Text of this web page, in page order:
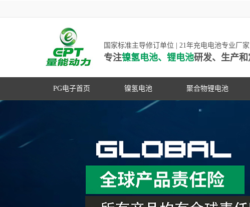
国家标准主导修订单位 | 21年充电电池专业厂家
专注镍氢电池、锂电池研发、生产和
PG电子首页 镍氢电池 聚合物锂电池
高容量镍氢电池
超低自放电镍氢电池
动力镍氢电池
常规镍氢电池
PG游戏官网是镍氢电池国家标准主
修订单位，并参与多项锂电池行业
家标准的制定
动力聚合物锂电池
数码聚合物锂电池